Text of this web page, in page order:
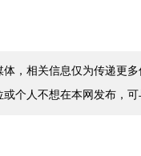
，相关信息仅为传递更
个人不想在本网发布，